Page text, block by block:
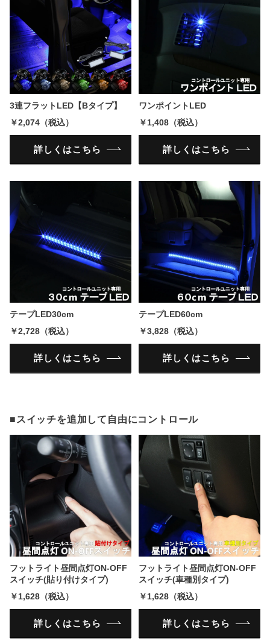
3連フラットLED【Bタイプ】
￥2,074（税込）
詳しくはこちら
ワンポイントLED
￥1,408（税込）
詳しくはこちら
テープLED30cm
￥2,728（税込）
詳しくはこちら
テープLED60cm
￥3,828（税込）
詳しくはこちら
■スイッチを追加して自由にコントロール
フットライト昼間点灯ON-OFF
スイッチ(貼り付けタイプ)
￥1,628（税込）
詳しくはこちら
フットライト昼間点灯ON-OFF
スイッチ(車種別タイプ)
￥1,628（税込）
詳しくはこちら